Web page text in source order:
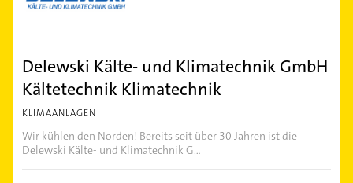
Delewski Kälte- und Klimatechnik GmbH
Kältetechnik Klimatechnik
KLIMAANLAGEN
Wir kühlen den Norden! Bereits seit über 30 Jahren ist die
Delewski Kälte- und Klimatechnik G...